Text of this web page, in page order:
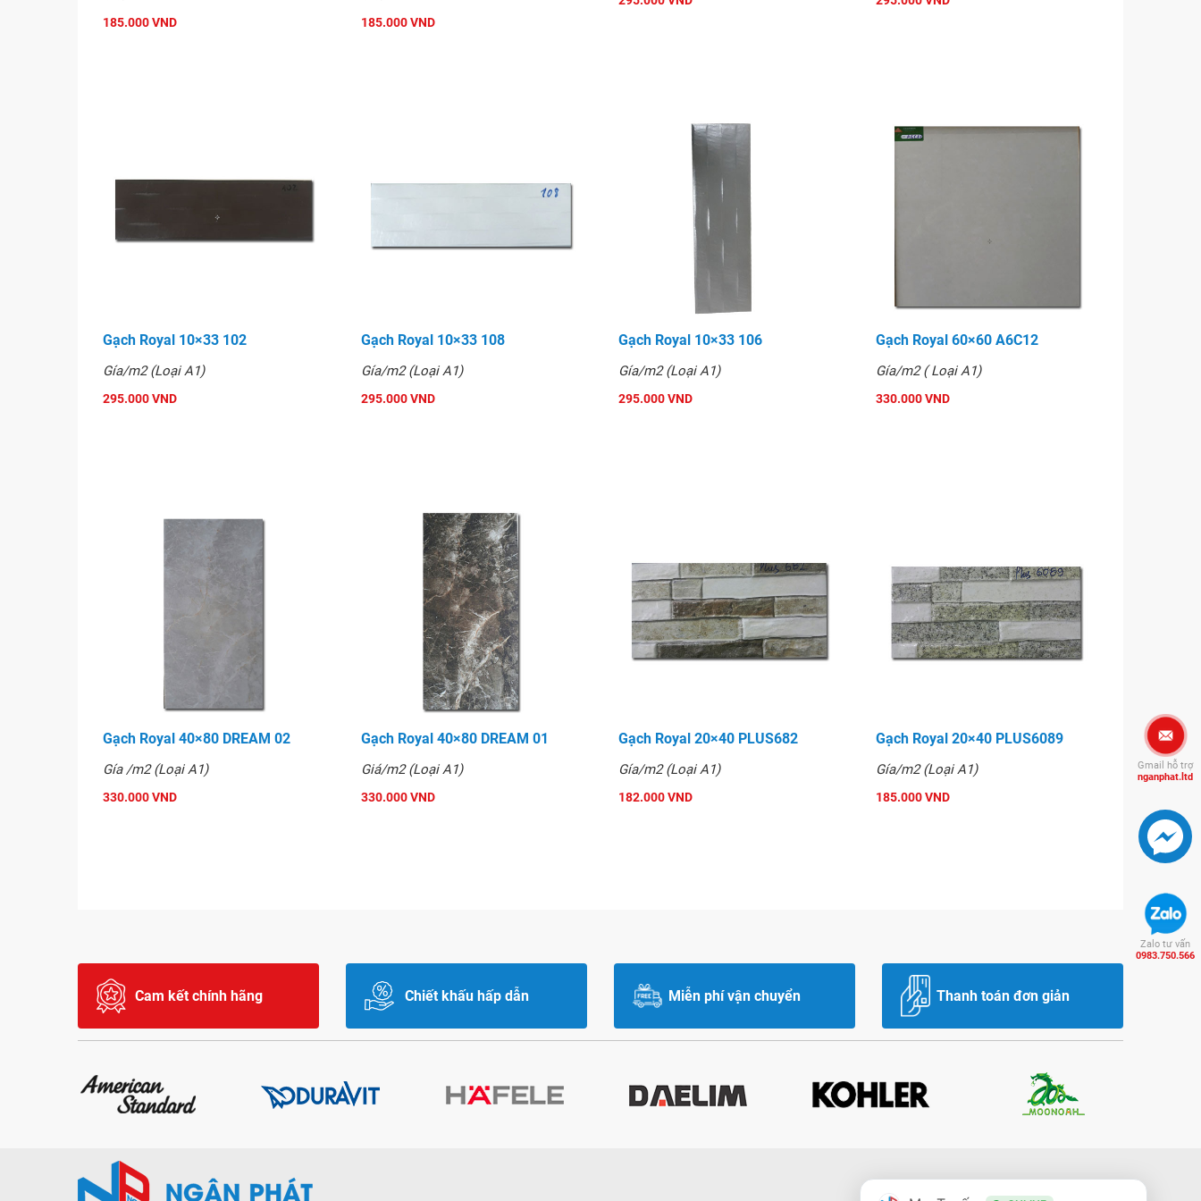
185.000 VND 185.000 VND
Gạch Royal 10×33 102
Gía/m2 (Loại A1)
295.000 VND
Gạch Royal 10×33 108
Gía/m2 (Loại A1)
295.000 VND
Gạch Royal 10×33 106
Gía/m2 (Loại A1)
295.000 VND
Gạch Royal 60×60 A6C12
Gía/m2 ( Loại A1)
330.000 VND
Gạch Royal 40×80 DREAM 02
Gía /m2 (Loại A1)
330.000 VND
Gạch Royal 40×80 DREAM 01
Giá/m2 (Loại A1)
330.000 VND
Gạch Royal 20×40 PLUS682
Gía/m2 (Loại A1)
182.000 VND
Gạch Royal 20×40 PLUS6089
Gía/m2 (Loại A1)
185.000 VND
Cam kết chính hãng Chiết khấu hấp dẫn Miễn phí vận chuyển Thanh toán đơn giản
Gmail hỗ trợ
nganphat.ltd
Zalo tư vấn
0983.750.566